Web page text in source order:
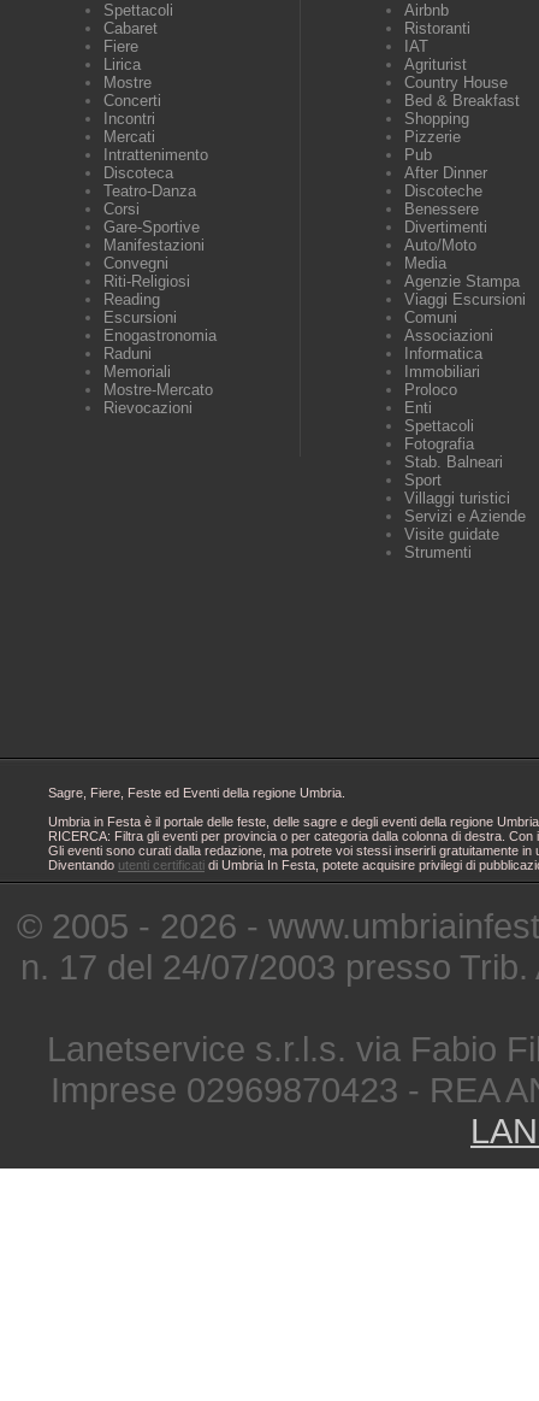
Spettacoli
Cabaret
Fiere
Lirica
Mostre
Concerti
Incontri
Mercati
Intrattenimento
Discoteca
Teatro-Danza
Corsi
Gare-Sportive
Manifestazioni
Convegni
Riti-Religiosi
Reading
Escursioni
Enogastronomia
Raduni
Memoriali
Mostre-Mercato
Rievocazioni
Airbnb
Ristoranti
IAT
Agriturist
Country House
Bed & Breakfast
Shopping
Pizzerie
Pub
After Dinner
Discoteche
Benessere
Divertimenti
Auto/Moto
Media
Agenzie Stampa
Viaggi Escursioni
Comuni
Associazioni
Informatica
Immobiliari
Proloco
Enti
Spettacoli
Fotografia
Stab. Balneari
Sport
Villaggi turistici
Servizi e Aziende
Visite guidate
Strumenti
Sagre, Fiere, Feste ed Eventi della regione Umbria.
Umbria in Festa è il portale delle feste, delle sagre e degli eventi della regione
RICERCA: Filtra gli eventi per provincia o per categoria dalla colonna di destra.
Gli eventi sono curati dalla redazione, ma potrete voi stessi inserirli gratuitamente
Diventando utenti certificati di Umbria In Festa, potete acquisire privilegi di
© 2005 - 2026 -
n. 17 del 24/07/2003 presso
Lanetservice s.r.l.s. via Fabio
Imprese 02969870423 - REA